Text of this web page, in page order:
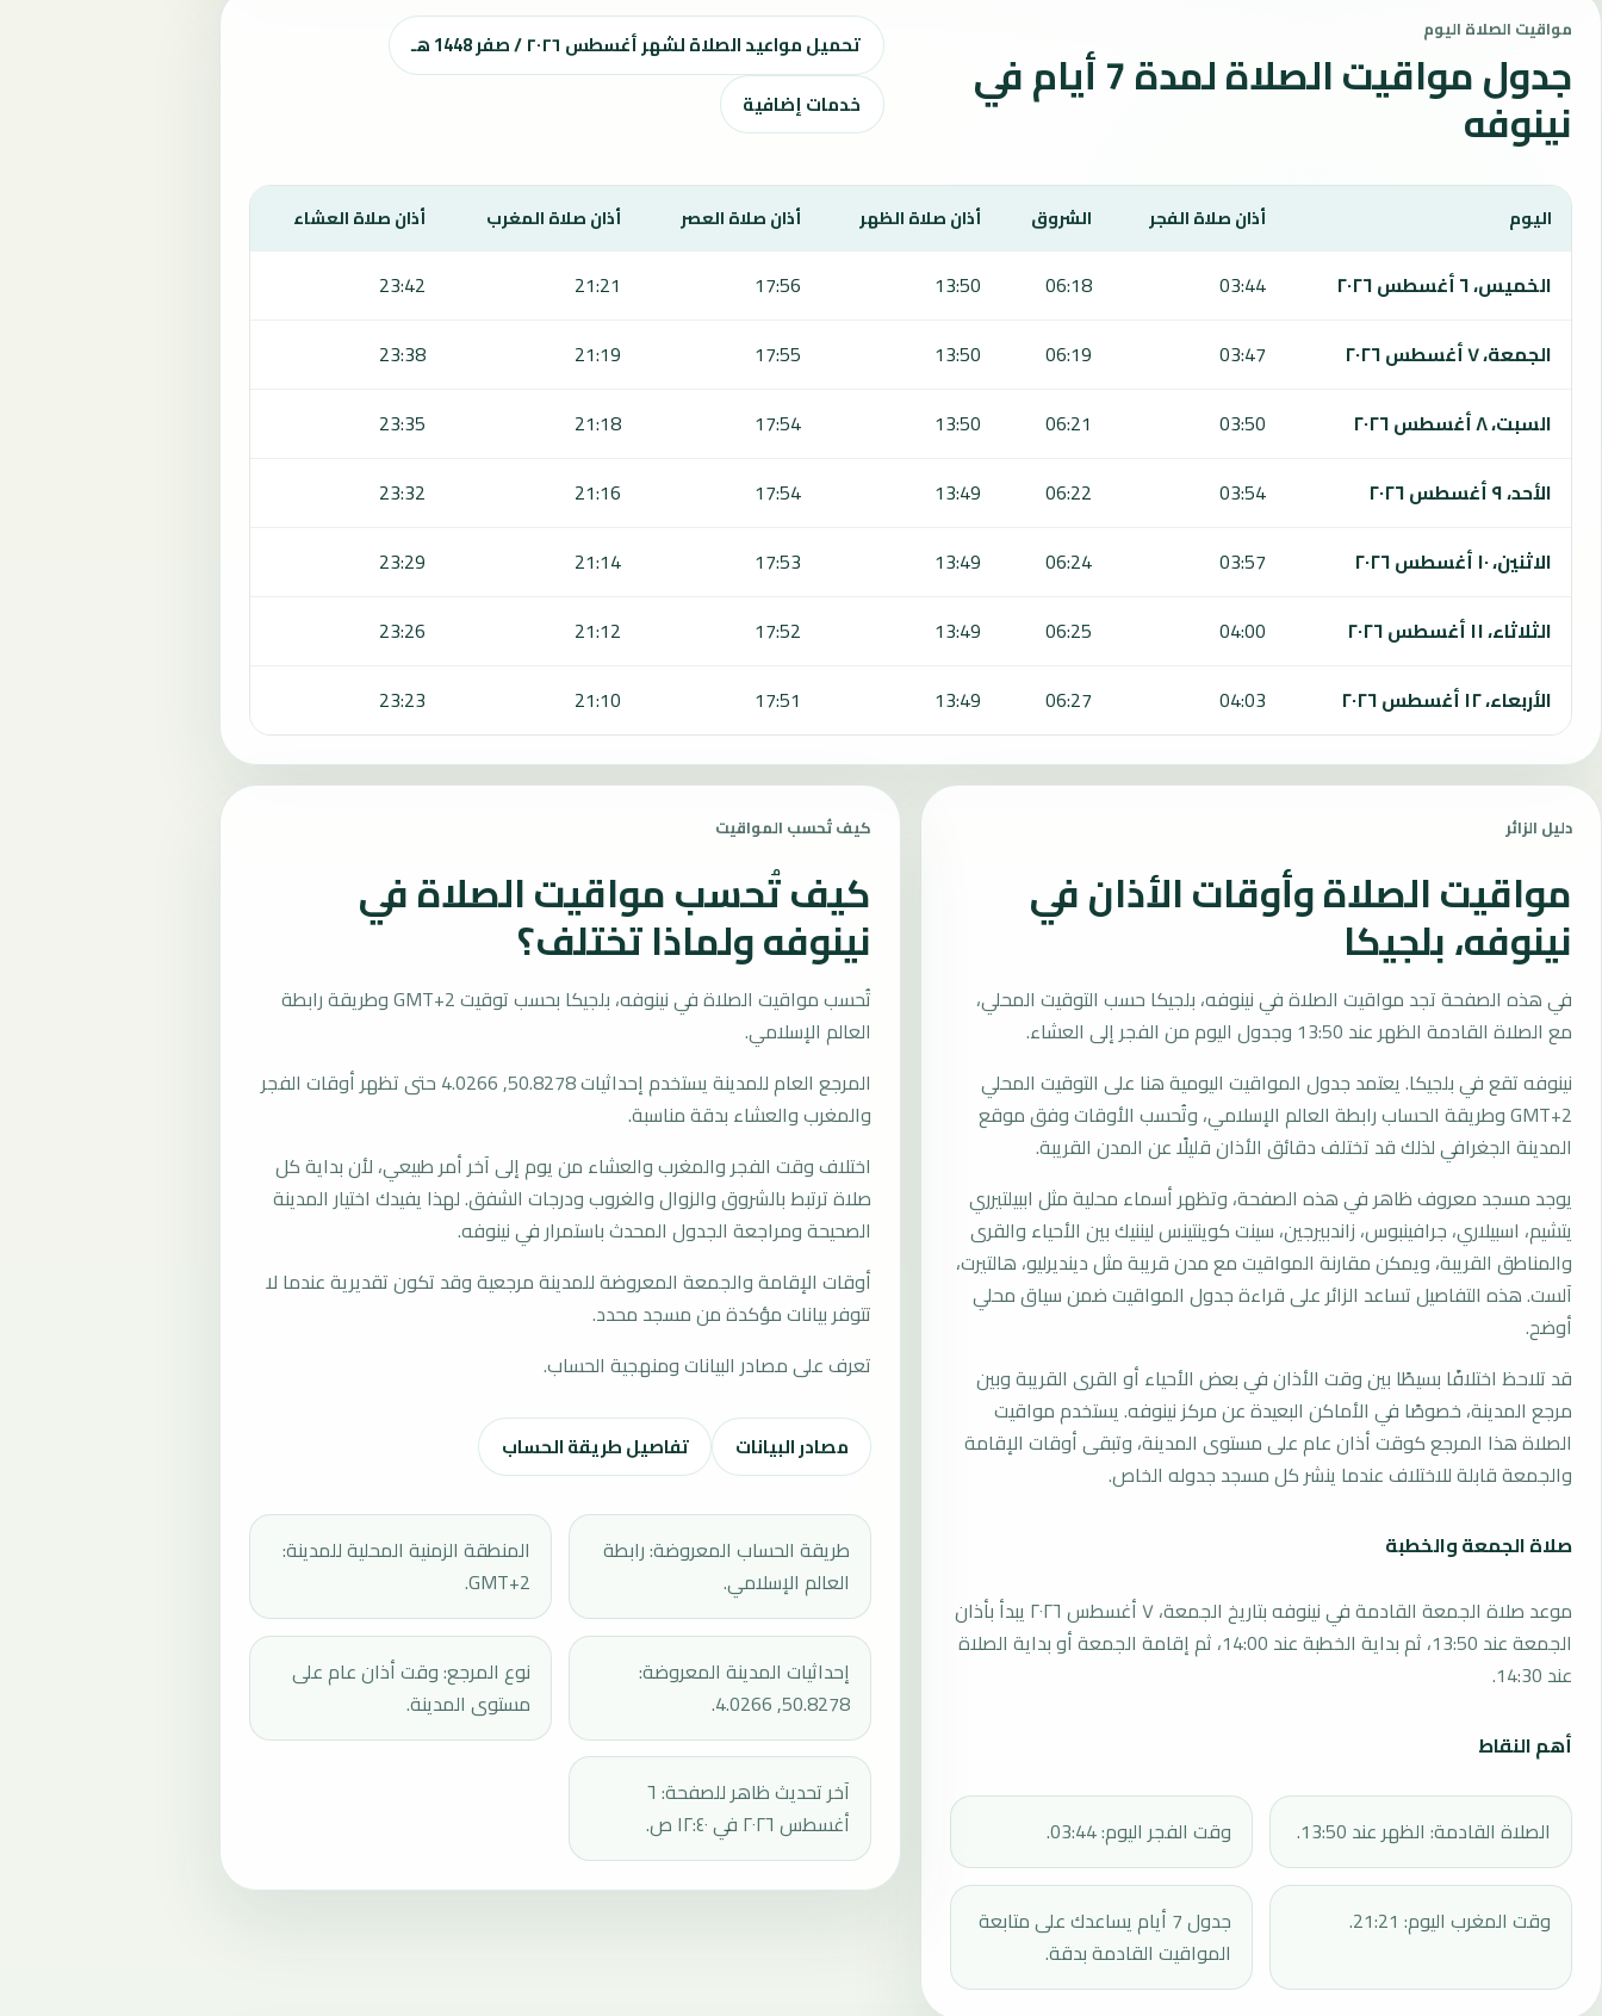
مواقيت الصلاة اليوم
جدول مواقيت الصلاة لمدة 7 أيام في
نينوفه
تحميل مواعيد الصلاة لشهر أغسطس ٢٠٢٦ / صفر 1448 هـ
خدمات إضافية
يعرض هذا الجدول مواقيت الصلاة لمدة 7 أيام في نينوفه، بما يشمل الفجر والشروق والظهر والعصر والمغرب والعشاء.
اليوم أذان صلاة الفجر الشروق أذان صلاة الظهر أذان صلاة العصر أذان صلاة المغرب أذان صلاة العشاء
الخميس، ٦ أغسطس ٢٠٢٦ 03:44
06:18
13:50
17:56
21:21
23:42
الجمعة، ٧ أغسطس ٢٠٢٦
03:47
06:19
13:50
17:55
21:19
23:38
السبت، ٨ أغسطس ٢٠٢٦
03:50
06:21
13:50
17:54
21:18
23:35
الأحد، ٩ أغسطس ٢٠٢٦
03:54
06:22
13:49
17:54
21:16
23:32
الاثنين، ١٠ أغسطس ٢٠٢٦
03:57
06:24
13:49
17:53
21:14
23:29
الثلاثاء، ١١ أغسطس ٢٠٢٦
04:00
06:25
13:49
17:52
21:12
23:26
الأربعاء، ١٢ أغسطس ٢٠٢٦
04:03
06:27
13:49
17:51
21:10
23:23
دليل الزائر
مواقيت الصلاة وأوقات الأذان في
نينوفه، بلجيكا
في هذه الصفحة تجد مواقيت الصلاة في نينوفه، بلجيكا حسب التوقيت المحلي،
مع الصلاة القادمة الظهر عند 13:50 وجدول اليوم من الفجر إلى العشاء.
نينوفه تقع في بلجيكا. يعتمد جدول المواقيت اليومية هنا على التوقيت المحلي
GMT+2 وطريقة الحساب رابطة العالم الإسلامي، وتُحسب الأوقات وفق موقع
المدينة الجغرافي لذلك قد تختلف دقائق الأذان قليلًا عن المدن القريبة.
يوجد مسجد معروف ظاهر في هذه الصفحة، وتظهر أسماء محلية مثل اببيلتيرري
يتشيم، اسبيلاري، جرافينبوس، زاندبيرجين، سينت كوينتينس ليننيك بين الأحياء والقرى
والمناطق القريبة، ويمكن مقارنة المواقيت مع مدن قريبة مثل دينديرليو، هالتيرت،
آلست. هذه التفاصيل تساعد الزائر على قراءة جدول المواقيت ضمن سياق محلي
أوضح.
قد تلاحظ اختلافًا بسيطًا بين وقت الأذان في بعض الأحياء أو القرى القريبة وبين
مرجع المدينة، خصوصًا في الأماكن البعيدة عن مركز نينوفه. يستخدم مواقيت
الصلاة هذا المرجع كوقت أذان عام على مستوى المدينة، وتبقى أوقات الإقامة
والجمعة قابلة للاختلاف عندما ينشر كل مسجد جدوله الخاص.
صلاة الجمعة والخطبة
موعد صلاة الجمعة القادمة في نينوفه بتاريخ الجمعة، ٧ أغسطس ٢٠٢٦ يبدأ بأذان
الجمعة عند 13:50، ثم بداية الخطبة عند 14:00، ثم إقامة الجمعة أو بداية الصلاة
عند 14:30.
أهم النقاط
الصلاة القادمة: الظهر عند 13:50. وقت الفجر اليوم: 03:44.
وقت المغرب اليوم: 21:21.
جدول 7 أيام يساعدك على متابعة
المواقيت القادمة بدقة.
كيف تُحسب المواقيت
كيف تُحسب مواقيت الصلاة في
نينوفه ولماذا تختلف؟
تُحسب مواقيت الصلاة في نينوفه، بلجيكا بحسب توقيت GMT+2 وطريقة رابطة
العالم الإسلامي.
المرجع العام للمدينة يستخدم إحداثيات 50.8278, 4.0266 حتى تظهر أوقات الفجر
والمغرب والعشاء بدقة مناسبة.
اختلاف وقت الفجر والمغرب والعشاء من يوم إلى آخر أمر طبيعي، لأن بداية كل
صلاة ترتبط بالشروق والزوال والغروب ودرجات الشفق. لهذا يفيدك اختيار المدينة
الصحيحة ومراجعة الجدول المحدث باستمرار في نينوفه.
أوقات الإقامة والجمعة المعروضة للمدينة مرجعية وقد تكون تقديرية عندما لا
تتوفر بيانات مؤكدة من مسجد محدد.
تعرف على مصادر البيانات ومنهجية الحساب.
مصادر البيانات تفاصيل طريقة الحساب
طريقة الحساب المعروضة: رابطة
العالم الإسلامي.
المنطقة الزمنية المحلية للمدينة:
GMT+2.
إحداثيات المدينة المعروضة:
50.8278, 4.0266.
نوع المرجع: وقت أذان عام على
مستوى المدينة.
آخر تحديث ظاهر للصفحة: ٦
أغسطس ٢٠٢٦ في ١٢:٤٠ ص.